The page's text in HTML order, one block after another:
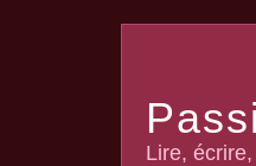
Lire,